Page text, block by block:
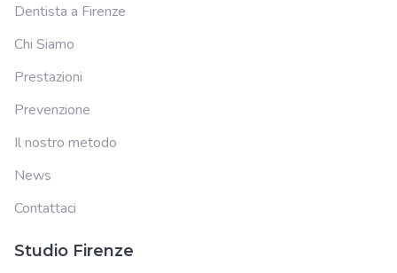
Dentista a Firenze
Chi Siamo
Prestazioni
Prevenzione
Il nostro metodo
News
Contattaci
Studio Firenze